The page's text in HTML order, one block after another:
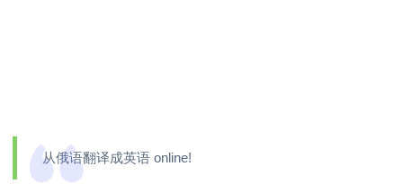
从俄语翻译成英语 online!